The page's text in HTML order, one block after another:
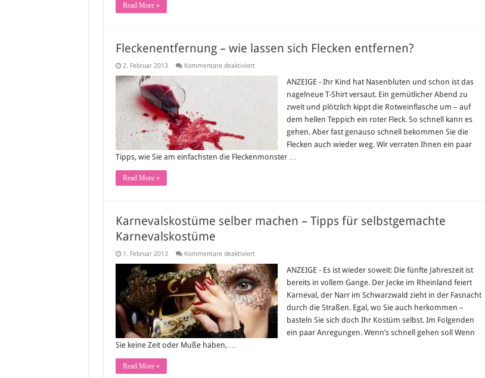
Read More »
Fleckenentfernung – wie lassen sich Flecken entfernen?
2. Februar 2013 Kommentare deaktiviertfür
ANZEIGE - Ihr Kind hat Nasenbluten und schon ist das
nagelneue T-Shirt versaut. Ein gemütlicher Abend zu
zweit und plötzlich kippt die Rotweinflasche um – auf
dem hellen Teppich ein roter Fleck. So schnell kann es
gehen. Aber fast genauso schnell bekommen Sie die
Flecken auch wieder weg. Wir verraten Ihnen ein paar
Tipps, wie Sie am einfachsten die Fleckenmonster …
Read More »
Karnevalskostüme selber machen – Tipps für selbstgemachte
Karnevalskostüme
1. Februar 2013 Kommentare deaktiviertfür
selber
machen
–
Tipps
für
selbstgemachte
Karnevalskostüme
ANZEIGE - Es ist wieder soweit: Die fünfte Jahreszeit ist
bereits in vollem Gange. Der Jecke im Rheinland feiert
Karneval, der Narr im Schwarzwald zieht in der Fasnacht
durch die Straßen. Egal, wo Sie auch herkommen –
basteln Sie sich doch Ihr Kostüm selbst. Im Folgenden
ein paar Anregungen. Wenn’s schnell gehen soll Wenn
Sie keine Zeit oder Muße haben, …
Read More »